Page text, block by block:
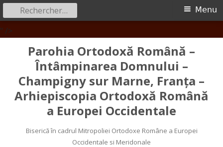
" />
contenuParohia Ortodoxă Română –
Întâmpinarea Domnului –
Champigny sur Marne, Franța –
Arhiepiscopia Ortodoxă Română
a Europei Occidentale
Biserică în cadrul Mitropoliei Ortodoxe Române a Europei
Occidentale si Meridonale
Menu
principal
Menu
Rechercher :